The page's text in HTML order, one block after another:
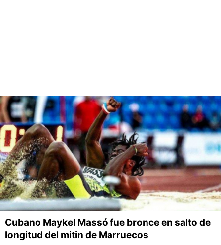
Cubano Maykel Massó fue bronce en salto de
longitud del mitin de Marruecos